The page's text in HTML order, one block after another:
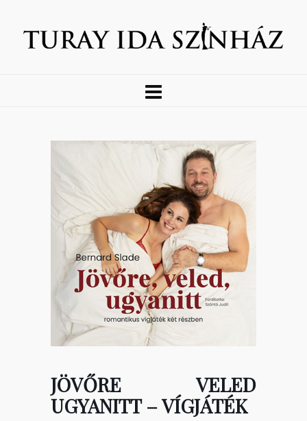
JÖVŐRE VELED
UGYANITT – VÍGJÁTÉK